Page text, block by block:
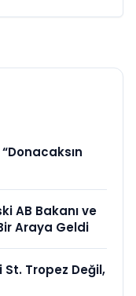
AB Bakanı ve
Araya Geldi
St. Tropez Değil,